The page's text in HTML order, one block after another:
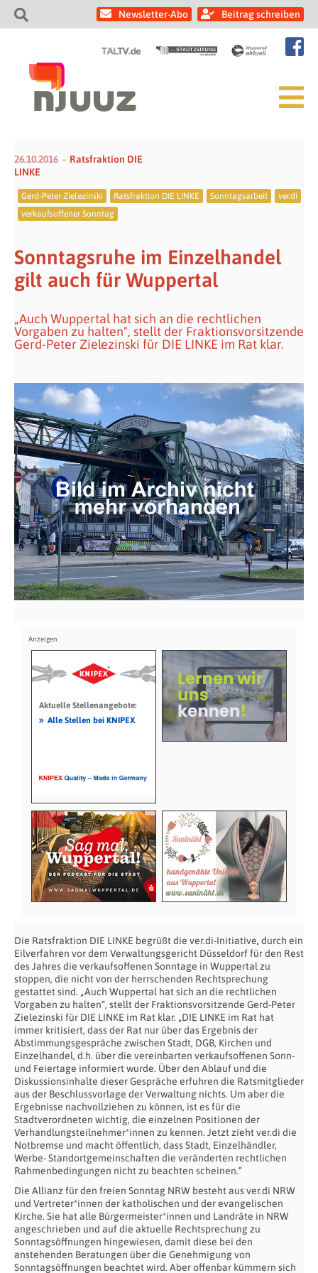
Newsletter-Abo Beitrag schreiben
26.10.2016
Ratsfraktion DIE
LINKE
Gerd-Peter Zielezinski Ratsfraktion DIE LINKE Sonntagsarbeit
ver.di
verkaufsoffener Sonntag
Sonntagsruhe im Einzelhandel
gilt auch für Wuppertal
„Auch Wuppertal hat sich an die rechtlichen
Vorgaben zu halten", stellt der Fraktionsvorsitzende
Gerd-Peter Zielezinski für DIE LINKE im Rat klar.
Aktuelle Stellenangebote:
» Alle Stellen bei KNIPEX
Die Ratsfraktion DIE LINKE begrüßt die ver.di-Initiative,durch ein
Eilverfahren vor dem Verwaltungsgericht Düsseldorf für den Rest
des Jahres die verkaufsoffenen Sonntage in Wuppertal zu
stoppen, die nicht von der herrschenden Rechtsprechung
gestattet sind. „Auch Wuppertal hat sich an die rechtlichen
Vorgaben zu halten“, stellt der Fraktionsvorsitzende Gerd-Peter
Zielezinski für DIE LINKE im Rat klar. „DIE LINKE im Rat hat
immer kritisiert, dass der Rat nur über das Ergebnis der
Abstimmungsgespräche zwischen Stadt, DGB, Kirchen und
Einzelhandel, d.h. über die vereinbarten verkaufsoffenen Sonn-
und Feiertage informiert wurde. Über den Ablauf und die
Diskussionsinhalte dieser Gespräche erfuhren die Ratsmitglieder
aus der Beschlussvorlage der Verwaltung nichts. Um aber die
Ergebnisse nachvollziehen zu können, ist es für die
Stadtverordneten wichtig, die einzelnen Positionen der
Verhandlungsteilnehmer*innen zu kennen. Jetzt zieht ver.di die
Notbremse und macht öffentlich, dass Stadt, Einzelhändler,
Werbe- Standortgemeinschaften die veränderten rechtlichen
Rahmenbedingungen nicht zu beachten scheinen.“
Die Allianz für den freien Sonntag NRW besteht aus ver.di NRW
und Vertreter*innen der katholischen und der evangelischen
Kirche. Sie hat alle Bürgermeister*innen und Landräte in NRW
angeschrieben und auf die aktuelle Rechtsprechung zu
Sonntagsöffnungen hingewiesen, damit diese bei den
anstehenden Beratungen über die Genehmigung von
Sonntagsöffnungen beachtet wird. Aber offenbar kümmern sich